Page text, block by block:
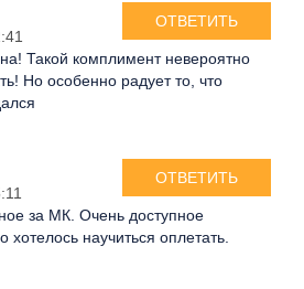
Такой комплимент невероятно
Но особенно радует то, что
ОТВЕТИТЬ
за МК. Очень доступное
хотелось научиться оплетать.
ОТВЕТИТЬ